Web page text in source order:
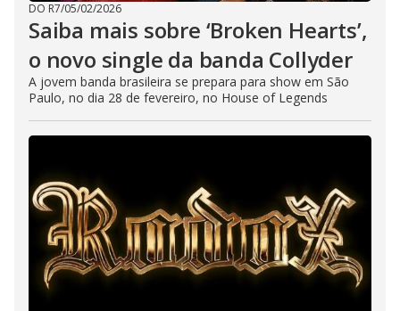
DO R7/05/02/2026
Saiba mais sobre ‘Broken Hearts’,
o novo single da banda Collyder
A jovem banda brasileira se prepara para show em São
Paulo, no dia 28 de fevereiro, no House of Legends